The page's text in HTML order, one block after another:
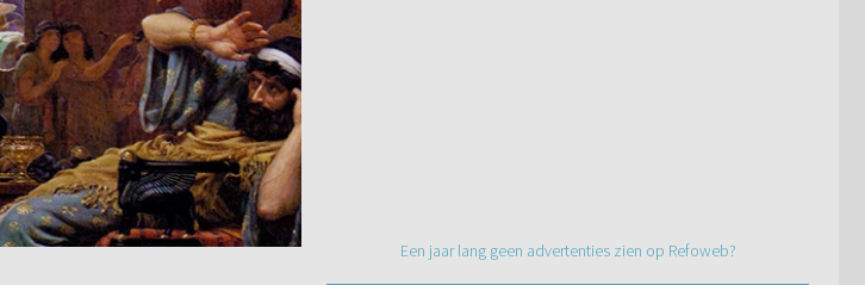
Een jaar lang geen advertenties zien op Refoweb?